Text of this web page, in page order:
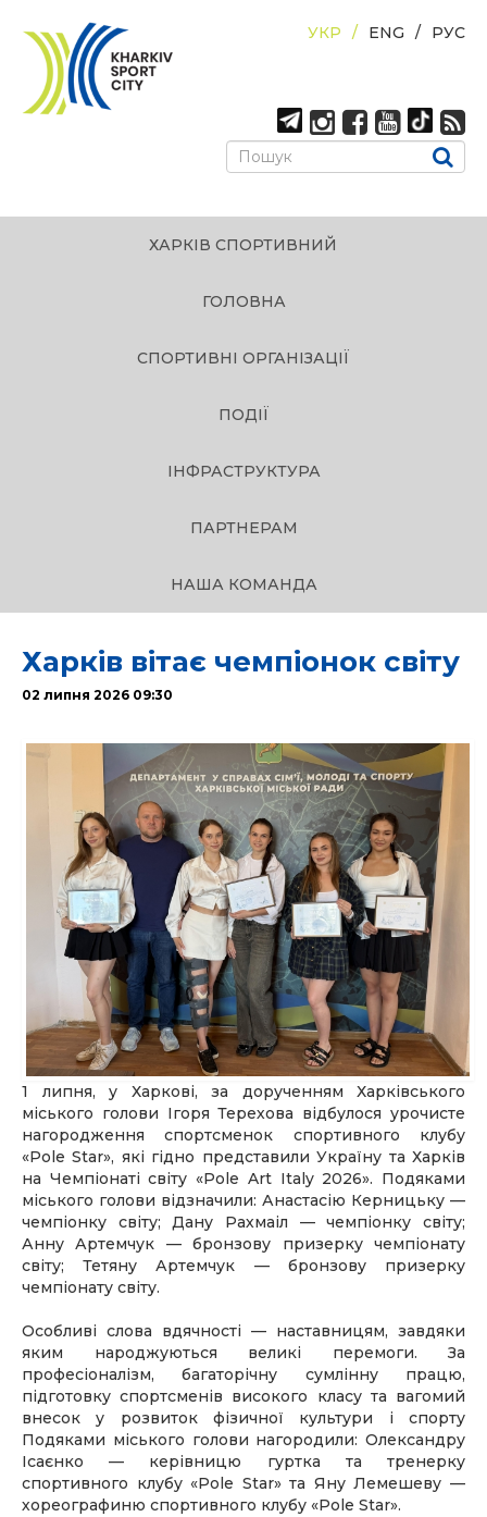
РУС
ENG
УКР
ХАРКІВ СПОРТИВНИЙ
ГОЛОВНА
СПОРТИВНІ ОРГАНІЗАЦІЇ
ПОДІЇ
ІНФРАСТРУКТУРА
ПАРТНЕРАМ
НАША КОМАНДА
Харків вітає чемпіонок світу
02 липня 2026 09:30
1 липня, у Харкові, за дорученням Харківського
міського голови Ігоря Терехова відбулося урочисте
нагородження спортсменок спортивного клубу
«Pole Star», які гідно представили Україну та Харків
на Чемпіонаті світу «Pole Art Italy 2026». Подяками
міського голови відзначили: Анастасію Керницьку —
чемпіонку світу; Дану Рахмаіл — чемпіонку світу;
Анну Артемчук — бронзову призерку чемпіонату
світу; Тетяну Артемчук — бронзову призерку
чемпіонату світу.
Особливі слова вдячності — наставницям, завдяки
яким народжуються великі перемоги. За
професіоналізм, багаторічну сумлінну працю,
підготовку спортсменів високого класу та вагомий
внесок у розвиток фізичної культури і спорту
Подяками міського голови нагородили: Олександру
Ісаєнко — керівницю гуртка та тренерку
спортивного клубу «Pole Star» та Яну Лемешеву —
хореографиню спортивного клубу «Pole Star».